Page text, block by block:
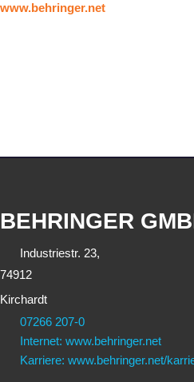
www.behringer.net
BEHRINGER
Industriestr. 23,
74912
Kirchardt
07266 207-0
Internet: www.behringer.net
Karriere: www.behringer.net/